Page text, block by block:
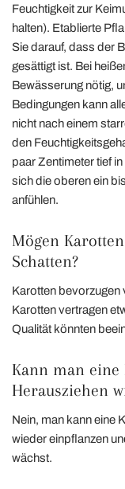
Feuchtigkeit zur
halten). Etablierte
Sie darauf, dass der
gesättigt ist. Bei
Bewässerung nötig,
Bedingungen kann
nicht nach einem
den
paar Zentimeter tief
sich die oberen ein
anfühlen.
Mögen
Schatten?
Karotten bevorzugen
Karotten vertragen
Qualität könnten
Kann man eine
Herausziehen
Nein, man kann eine
wieder einpflanzen
wächst.